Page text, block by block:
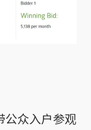
公众入户参观